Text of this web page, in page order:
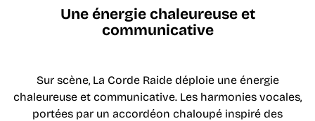
Une énergie chaleureuse et
communicative
Sur scène, La Corde Raide déploie une énergie
chaleureuse et communicative. Les harmonies vocales,
portées par un accordéon chaloupé inspiré des